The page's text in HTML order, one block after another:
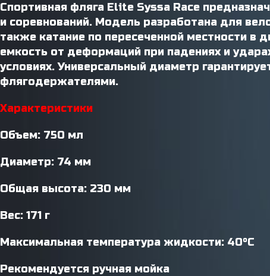
Спортивная фляга Elite Syssa Race
и соревнований. Модель разработана для
также катание по пересеченной местности в
емкость от деформаций при падениях и
условиях. Универсальный диаметр
флягодержателями.
Характеристики
Объем: 750 мл
Диаметр: 74 мм
Общая высота: 230 мм
Вес: 171 г
Максимальная температура жидкости: 40°C
Рекомендуется ручная мойка